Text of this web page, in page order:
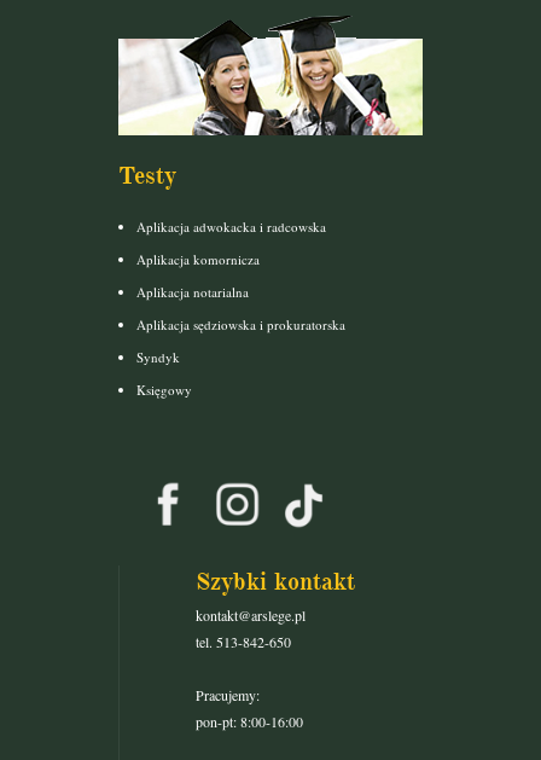
Testy
Aplikacja adwokacka i radcowska
Aplikacja komornicza
Aplikacja notarialna
Aplikacja sędziowska i prokuratorska
Syndyk
Księgowy
Szybki kontakt
kontakt@arslege.pl
tel. 513-842-650
Pracujemy:
pon-pt: 8:00-16:00